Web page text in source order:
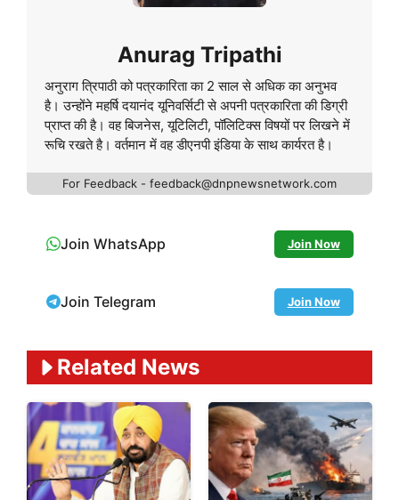
Anurag Tripathi
अनुराग त्रिपाठी को पत्रकारिता का 2 साल से अधिक का अनुभव
है। उन्होंने महर्षि दयानंद यूनिवर्सिटी से अपनी पत्रकारिता की डिग्री
प्राप्त की है। वह बिजनेस, यूटिलिटी, पॉलिटिक्स विषयों पर लिखने में
रूचि रखते है। वर्तमान में वह डीएनपी इंडिया के साथ कार्यरत है।
For Feedback - feedback@dnpnewsnetwork.com
Join WhatsApp Join Now
Join Telegram Join Now
Related News